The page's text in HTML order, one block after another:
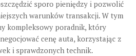
sporo pieniędzy i pozwolić
warunków transakcji. W tym
kompleksowy poradnik, który
cenę auta, korzystając z
i sprawdzonych technik.